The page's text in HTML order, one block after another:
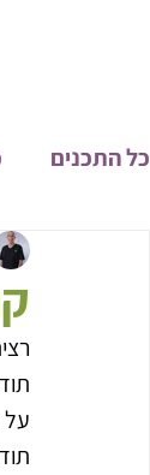
כל התכנים
קהילת און
פיתוח
על